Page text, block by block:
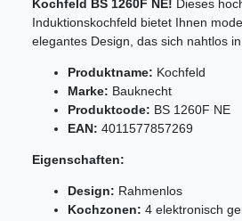
Kochfeld BS 1260F NE! Dieses
Induktionskochfeld bietet Ihnen
elegantes Design, das sich nahtlos
Produktname: Kochfeld
Marke: Bauknecht
Produktcode: BS 1260F NE
EAN: 4011577857269
Eigenschaften:
Design: Rahmenlos
Kochzonen: 4 elektronisch